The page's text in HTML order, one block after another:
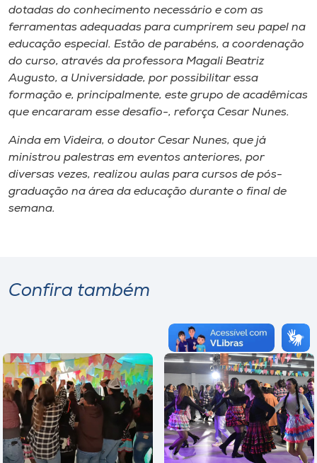
dotadas do conhecimento necessário e com as
ferramentas adequadas para cumprirem seu papel na
educação especial. Estão de parabéns, a coordenação
do curso, através da professora Magali Beatriz
Augusto, a Universidade, por possibilitar essa
formação e, principalmente, este grupo de acadêmicas
que encararam esse desafio-, reforça Cesar Nunes.
Ainda em Videira, o doutor Cesar Nunes, que já
ministrou palestras em eventos anteriores, por
diversas vezes, realizou aulas para cursos de pós-
graduação na área da educação durante o final de
semana.
Confira também